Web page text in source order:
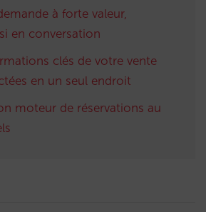
à forte valeur,
en conversation
clés de votre vente
en un seul endroit
moteur de réservations au